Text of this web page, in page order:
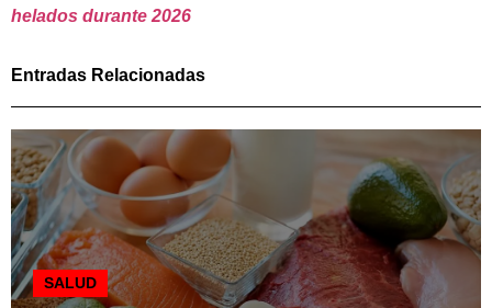
helados durante 2026
Entradas Relacionadas
SALUD